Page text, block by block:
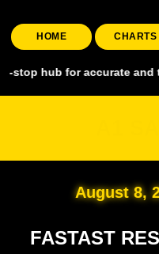
HOME CHARTS
for accurate and timely
August 8,
FASTAST